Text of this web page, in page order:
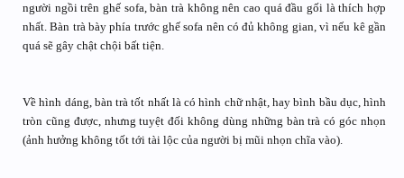
người ngồi trên ghế sofa, bàn trà không nên cao quá đầu gối là thích hợp
nhất. Bàn trà bày phía trước ghế sofa nên có đủ không gian, vì nếu kê gần
quá sẽ gây chật chội bất tiện.
Về hình dáng, bàn trà tốt nhất là có hình chữ nhật, hay bình bầu dục, hình
tròn cũng được, nhưng tuyệt đối không dùng những bàn trà có góc nhọn
(ảnh hưởng không tốt tới tài lộc của người bị mũi nhọn chĩa vào).